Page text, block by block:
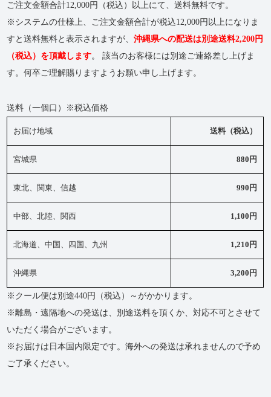
ご注文金額合計12,000円（税込）以上にて、送料無料です。
※システムの仕様上、ご注文金額合計が税込12,000円以上になりま
すと送料無料と表示されますが、沖縄県への配送は別途送料2,200円
（税込）を頂戴します。 該当のお客様には別途ご連絡差し上げま
す。何卒ご理解賜りますようお願い申し上げます。
送料（一個口）※税込価格
お届け地域 送料（税込）
宮城県 880円
東北、関東、信越 990円
中部、北陸、関西 1,100円
北海道、中国、四国、九州 1,210円
沖縄県 3,200円
※クール便は別途440円（税込）～がかかります。
※離島・遠隔地への発送は、別途送料を頂くか、対応不可とさせて
いただく場合がございます。
※お届けは日本国内限定です。海外への発送は承れませんので予め
ご了承ください。